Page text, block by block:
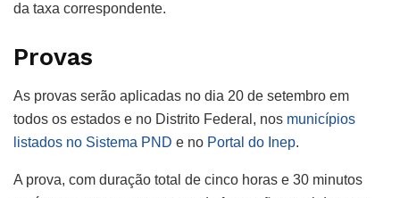
da taxa correspondente.
Provas
As provas serão aplicadas no dia 20 de setembro em
todos os estados e no Distrito Federal, nos municípios
listados no Sistema PND e no Portal do Inep.
A prova, com duração total de cinco horas e 30 minutos